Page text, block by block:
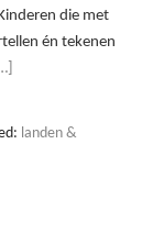
die met
én tekenen
landen &